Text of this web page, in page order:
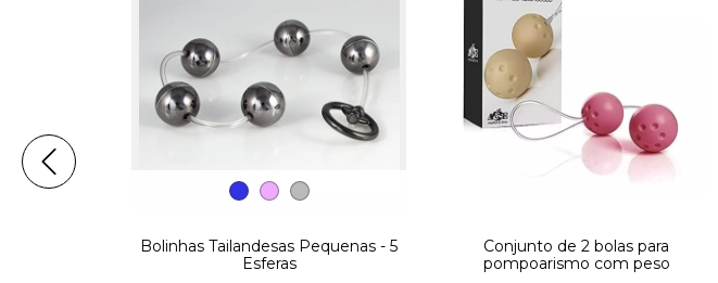
Bolinhas Tailandesas Pequenas - 5
Esferas
Conjunto de 2 bolas para
pompoarismo com peso